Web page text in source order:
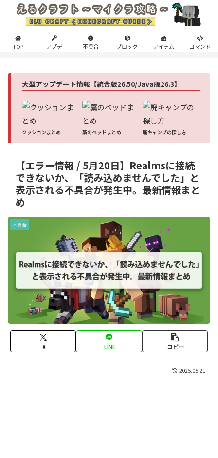
TOP アプデ 不具合 ブロック アイテム コマンド
大型アップデート情報【統合版26.50/Java版26.3】
クッションまとめ 藁のベッドまとめ 廃キャンプの探し方
【エラー情報 / 5月20日】Realmsに接続
できないか、「読み込めませんでした」と
表示される不具合が発生中。最新情報まと
め
不具合
X LINE コピー
2025.05.21